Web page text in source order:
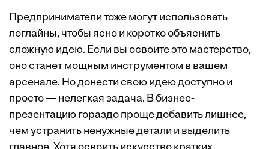
Предприниматели тоже могут использовать
логлайны, чтобы ясно и коротко объяснить
сложную идею. Если вы освоите это мастерство,
оно станет мощным инструментом в вашем
арсенале. Но донести свою идею доступно и
просто — нелегкая задача. В бизнес-
презентацию гораздо проще добавить лишнее,
чем устранить ненужные детали и выделить